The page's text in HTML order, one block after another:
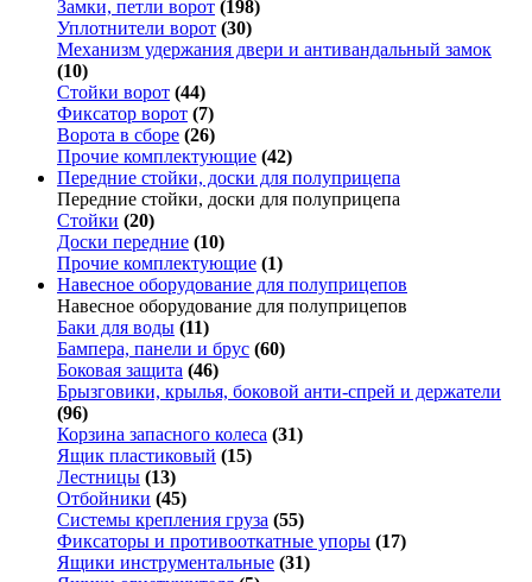
Замки, петли ворот (198)
Уплотнители ворот (30)
Механизм удержания двери и антивандальный замок
(10)
Стойки ворот (44)
Фиксатор ворот (7)
Ворота в сборе (26)
Прочие комплектующие (42)
Передние стойки, доски для полуприцепа
Передние стойки, доски для полуприцепа
Стойки (20)
Доски передние (10)
Прочие комплектующие (1)
Навесное оборудование для полуприцепов
Навесное оборудование для полуприцепов
Баки для воды (11)
Бампера, панели и брус (60)
Боковая защита (46)
Брызговики, крылья, боковой анти-спрей и держатели
(96)
Корзина запасного колеса (31)
Ящик пластиковый (15)
Лестницы (13)
Отбойники (45)
Системы крепления груза (55)
Фиксаторы и противооткатные упоры (17)
Ящики инструментальные (31)